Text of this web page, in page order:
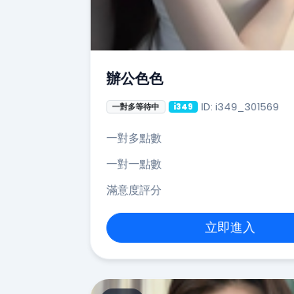
辦公色色
一對多等待中 i349 ID: i349_301569
一對多點數
一對一點數
滿意度評分
立即進入